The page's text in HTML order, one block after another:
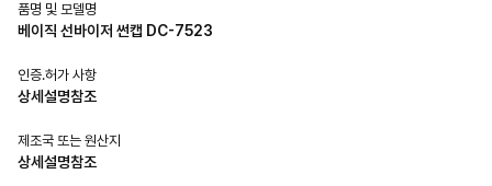
품명 및 모델명
베이직 선바이저 썬캡 DC-7523
인증.허가 사항
상세설명참조
제조국 또는 원산지
상세설명참조